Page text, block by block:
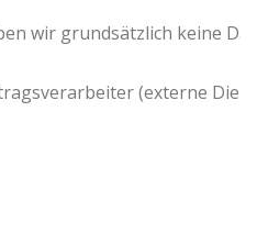
wir grundsätzlich keine
(externe